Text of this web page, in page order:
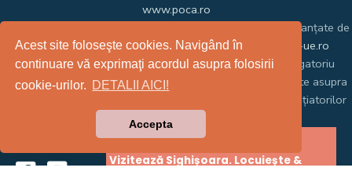
Acest site foloseşte cookies. Navigând în
continuare vă exprimaţi acordul asupra folosirii
cookie-urilor. DETALII AICI!
Accepta
www.poca.ro
Pentru informații detaliate despre celelalte programe cofinanțate de
Uniunea Europeană, vă invităm să vizitațiwww.fonduri-ue.ro
Conținutul acestei pagini web nu reprezintă în mod obligatoriu
poziția oficială a Uniunii Europene. Întreaga responsabilitate asupra
corectitudinii și coerenței informațiilor prezentate revine inițiatorilor
paginii web.
Vizitează Sighișoara. Locuiește &